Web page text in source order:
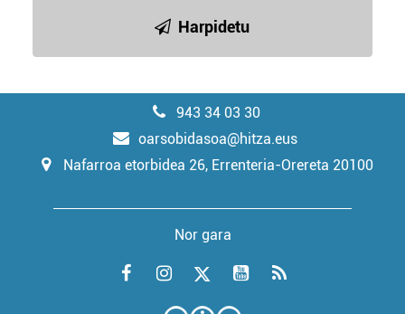
Harpidetu
943 34 03 30
oarsobidasoa@hitza.eus
Nafarroa etorbidea 26, Errenteria-Orereta 20100
Nor gara